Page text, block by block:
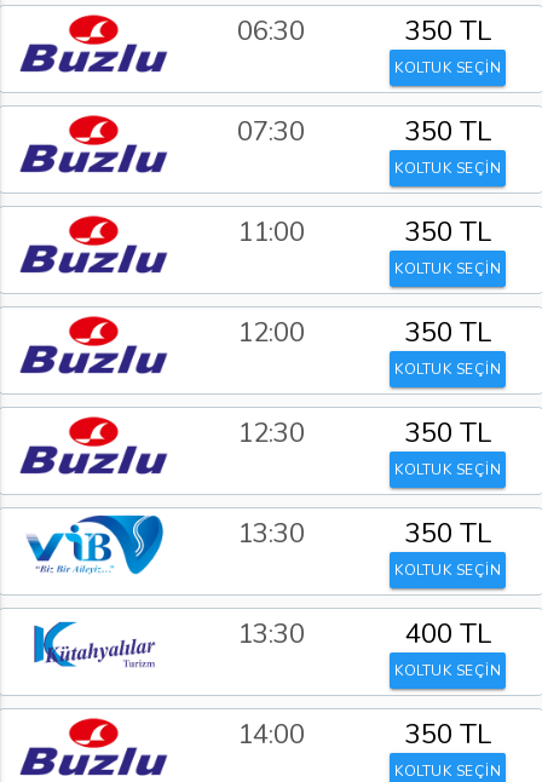
06:30 350 TL
KOLTUK SEÇİN
07:30 350 TL
KOLTUK SEÇİN
11:00 350 TL
KOLTUK SEÇİN
12:00 350 TL
KOLTUK SEÇİN
12:30 350 TL
KOLTUK SEÇİN
13:30 350 TL
KOLTUK SEÇİN
13:30 400 TL
KOLTUK SEÇİN
14:00 350 TL
KOLTUK SEÇİN